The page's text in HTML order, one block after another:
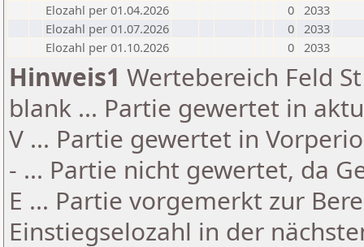
Elozahl per 01.04.2026
0 2033
Elozahl per 01.07.2026
0 2033
Elozahl per 01.10.2026
0 2033
Hinweis1 Wertebereich Feld
blank ... Partie gewertet in
V ... Partie gewertet in
- ... Partie nicht gewertet, da
E ... Partie vorgemerkt zur
Einstiegselozahl in der